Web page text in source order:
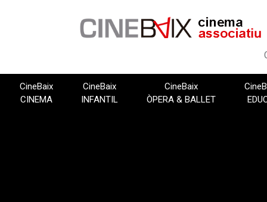
CineBaix
CINEMA
CineBaix
INFANTIL
CineBaix
ÒPERA & BALLET